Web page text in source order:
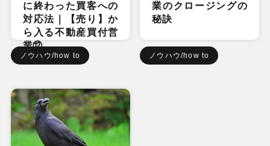
に終わった買客への
対応法｜【売り】か
ら入る不動産買付営
業⑫
ノウハウ/how to
業のクロージングの
秘訣
ノウハウ/how to